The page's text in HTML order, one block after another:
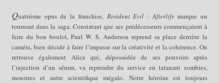
Quatrième opus de la franchise, Resident Evil : Afterlifemarque un
tournant dans la saga. Constatant que ses prédécesseurs commençaient à
faire du bon boulot, Paul W. S. Anderson reprend sa place derrière la
caméra, bien décidé à faire l’impasse sur la créativité et la cohérence. On
retrouve également Alice qui, dépossédée de ses pouvoirs après
l’injection d’un sérum, va reprendre du service en tatanant zombies,
monstres et autre scientifique mégalo. Notre héroïne est toujours